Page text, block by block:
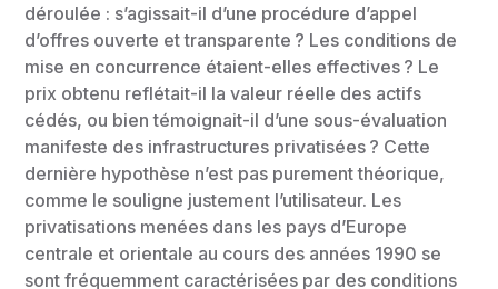
déroulée : s’agissait-il d’une procédure d’appel
d’offres ouverte et transparente ? Les conditions de
mise en concurrence étaient-elles effectives ? Le
prix obtenu reflétait-il la valeur réelle des actifs
cédés, ou bien témoignait-il d’une sous-évaluation
manifeste des infrastructures privatisées ? Cette
dernière hypothèse n’est pas purement théorique,
comme le souligne justement l’utilisateur. Les
privatisations menées dans les pays d’Europe
centrale et orientale au cours des années 1990 se
sont fréquemment caractérisées par des conditions